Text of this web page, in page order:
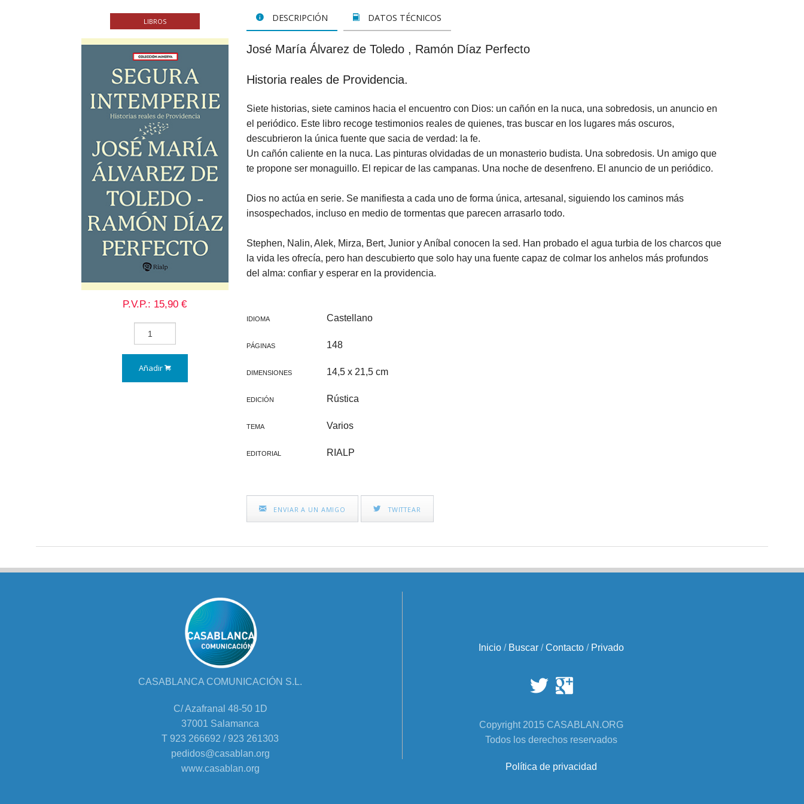
DOCUMENTALES
JUVENIL
SAN JOSEMARÍA
EDUCACIÓN Y FAMILIA
CATEQUESIS
PAPA FRANCISCO
ÁLVARO DEL PORTILLO
VARIOS
CINE FAMILIAR
INFANTIL Y JUVENIL
PARA REZAR...
ESPIRITUALIDAD Y DOCTRINA
AÑO DE LA FE
EDUCACIÓN Y FAMILIA
INFANTIL
JUVENIL
HAGIOGRAFÍA Y BIOGRAFIAS
SAN JOSEMARÍA
IGLESIA Y PAPAS
LEÓN XIV
JUEGOS CATÓLICOS
CHRISTMAS
MISALES
EBOOKS
SUSCRIPCION DIGITAL
LIBROS
P.V.P.: 15,90 €
Añadir
DESCRIPCIÓN DATOS TÉCNICOS
José María Álvarez de Toledo , Ramón Díaz Perfecto
Historia reales de Providencia.
Siete historias, siete caminos hacia el encuentro con Dios: un cañón en la nuca, una sobredosis, un anuncio en
el periódico. Este libro recoge testimonios reales de quienes, tras buscar en los lugares más oscuros,
descubrieron la única fuente que sacia de verdad: la fe.
Un cañón caliente en la nuca. Las pinturas olvidadas de un monasterio budista. Una sobredosis. Un amigo que
te propone ser monaguillo. El repicar de las campanas. Una noche de desenfreno. El anuncio de un periódico.
Dios no actúa en serie. Se manifiesta a cada uno de forma única, artesanal, siguiendo los caminos más
insospechados, incluso en medio de tormentas que parecen arrasarlo todo.
Stephen, Nalin, Alek, Mirza, Bert, Junior y Aníbal conocen la sed. Han probado el agua turbia de los charcos que
la vida les ofrecía, pero han descubierto que solo hay una fuente capaz de colmar los anhelos más profundos
del alma: confiar y esperar en la providencia.
IDIOMA Castellano
PÁGINAS 148
DIMENSIONES 14,5 x 21,5 cm
EDICIÓN Rústica
TEMA Varios
EDITORIAL RIALP
ENVIAR A UN AMIGO TWITTEAR
CASABLANCA COMUNICACIÓN S.L.
C/ Azafranal 48-50 1D
37001 Salamanca
T 923 266692 / 923 261303
pedidos@casablan.org
www.casablan.org
Inicio / Buscar /Contacto / Privado
Copyright 2015 CASABLAN.ORG
Todos los derechos reservados
Política de privacidad